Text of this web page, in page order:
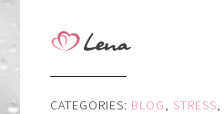
CATEGORIES: BLOG STRESS